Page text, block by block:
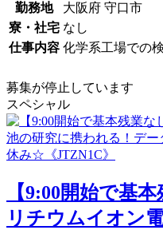
勤務地
大阪府 守口市
寮・社宅 なし
仕事内容 化学系工場での
募集が停止しています
スペシャル
【9:00開始で基
リチウムイオン